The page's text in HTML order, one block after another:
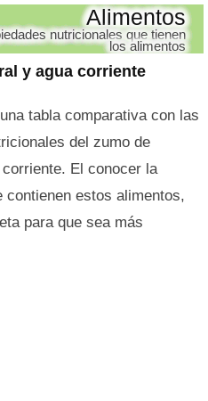
y agua corriente
Alimentos
nutricionales que tienen
los alimentos
tabla comparativa con las
del zumo de
El conocer la
contienen estos alimentos,
para que sea más